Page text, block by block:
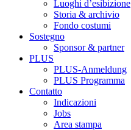
Luoghi d’esibizione
Storia & archivio
Fondo costumi
Sostegno
Sponsor & partner
PLUS
PLUS-Anmeldung
PLUS Programma
Contatto
Indicazioni
Jobs
Area stampa